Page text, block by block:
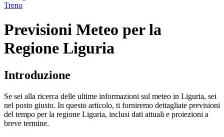
Treno
Previsioni Meteo per la
Regione Liguria
Introduzione
Se sei alla ricerca delle ultime informazioni sul meteo in Liguria, sei
nel posto giusto. In questo articolo, ti forniremo dettagliate previsioni
del tempo per la regione Liguria, inclusi dati attuali e proiezioni a
breve termine.